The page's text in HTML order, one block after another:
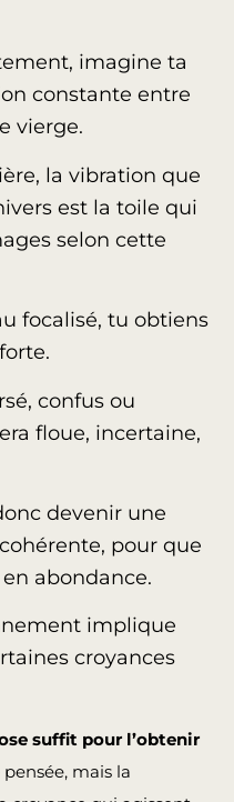
imagine ta
constante entre
vierge.
la vibration que
est la toile qui
selon cette
focalisé, tu obtiens
confus ou
floue, incertaine,
devenir une
pour que
abondance.
implique
croyances
suffit pour l’obtenir
mais la